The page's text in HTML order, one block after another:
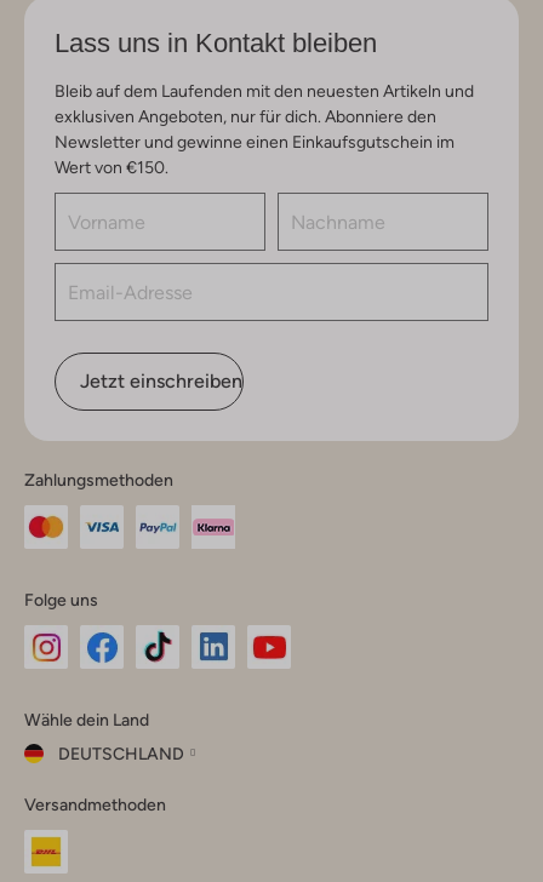
Lass uns in Kontakt bleiben
Bleib auf dem Laufenden mit den neuesten Artikeln und
exklusiven Angeboten, nur für dich. Abonniere den
Newsletter und gewinne einen Einkaufsgutschein im
Wert von €150.
Jetzt einschreiben
Zahlungsmethoden
Folge uns
Instagram
Facebook
TikTok
Wähle dein Land
DEUTSCHLAND
dein
Land
Versandmethoden